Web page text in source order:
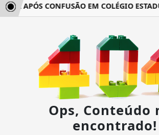
APÓS CONFUSÃO EM COLÉGIO
Ops, Conteúdo
encontrado!